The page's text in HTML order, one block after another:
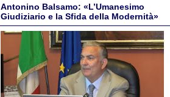
Antonino Balsamo: «L’Umanesimo
Giudiziario e la Sfida della Modernità»